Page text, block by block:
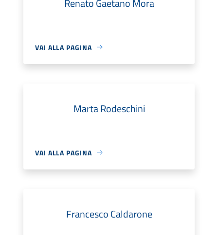
VAI ALLA PAGINA
Marta Rodeschini
VAI ALLA PAGINA
Francesco Caldarone